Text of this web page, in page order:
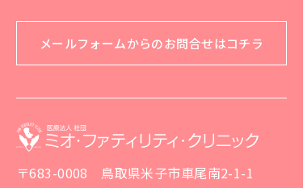
メールフォームからのお問合せはコチラ
〒683-0008 鳥取県米子市車尾南2-1-1